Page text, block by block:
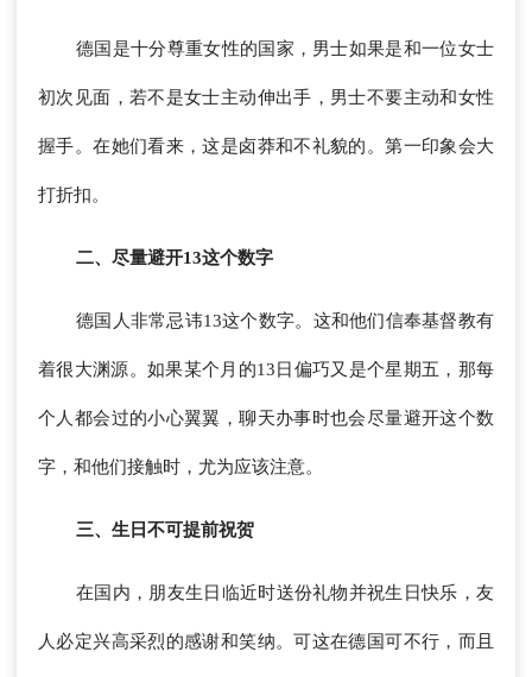
德国是十分尊重女性的国家，男士如果是和一位女士
初次见面，若不是女士主动伸出手，男士不要主动和女性
握手。在她们看来，这是卤莽和不礼貌的。第一印象会大
打折扣。
二、尽量避开13这个数字
德国人非常忌讳13这个数字。这和他们信奉基督教有
着很大渊源。如果某个月的13日偏巧又是个星期五，那每
个人都会过的小心翼翼，聊天办事时也会尽量避开这个数
字，和他们接触时，尤为应该注意。
三、生日不可提前祝贺
在国内，朋友生日临近时送份礼物并祝生日快乐，友
人必定兴高采烈的感谢和笑纳。可这在德国可不行，而且